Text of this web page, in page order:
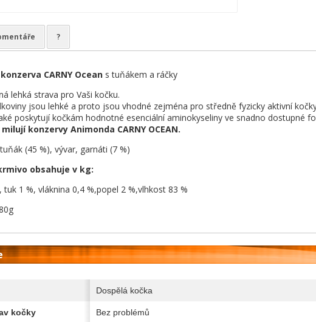
?
CARNY Oceans tuňákem a ráčky
lehká strava pro Vaši kočku.
jsou lehké a proto jsou vhodné zejména pro středně fyzicky aktivní
poskytují kočkám hodnotné esenciální aminokyseliny ve snadno dostupné
konzervy Animonda CARNY OCEAN.
(45 %), vývar, garnáti (7 %)
obsahuje v kg:
tuk 1 %, vláknina 0,4 %,popel 2 %,vlhkost 83 %
Dospělá kočka
kočky Bez problémů